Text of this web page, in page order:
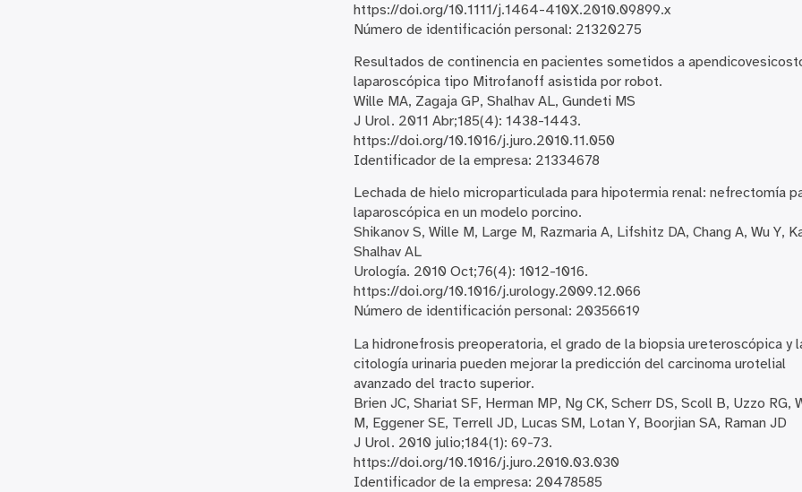
https://doi.org/10.1111/j.1464-410X.2010.09899.x
Número de identificación personal: 21320275
Resultados de continencia en pacientes sometidos a
laparoscópica tipo Mitrofanoff asistida por robot.
Wille MA, Zagaja GP, Shalhav AL, Gundeti MS
J Urol. 2011 Abr;185(4): 1438-1443.
https://doi.org/10.1016/j.juro.2010.11.050
Identificador de la empresa: 21334678
Lechada de hielo microparticulada para hipotermia renal: nefrectomía
laparoscópica en un modelo porcino.
Shikanov S, Wille M, Large M, Razmaria A, Lifshitz DA, Chang A, Wu Y,
Shalhav AL
Urología. 2010 Oct;76(4): 1012-1016.
https://doi.org/10.1016/j.urology.2009.12.066
Número de identificación personal: 20356619
La hidronefrosis preoperatoria, el grado de la biopsia ureteroscópica y
citología urinaria pueden mejorar la predicción del carcinoma urotelial
avanzado del tracto superior.
Brien JC, Shariat SF, Herman MP, Ng CK, Scherr DS, Scoll B, Uzzo RG,
M, Eggener SE, Terrell JD, Lucas SM, Lotan Y, Boorjian SA, Raman JD
J Urol. 2010 julio;184(1): 69-73.
https://doi.org/10.1016/j.juro.2010.03.030
Identificador de la empresa: 20478585